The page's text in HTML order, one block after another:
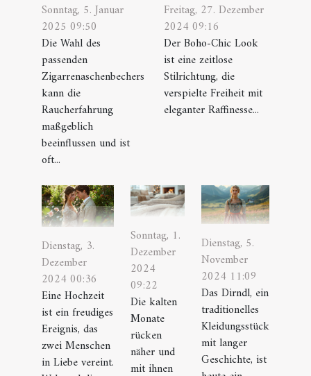
Sonntag, 5. Januar
2025 09:50
Die Wahl des
passenden
Zigarrenaschenbechers
kann die
Raucherfahrung
maßgeblich
beeinflussen und ist
oft...
Freitag, 27. Dezember
2024 09:16
Der Boho-Chic Look
ist eine zeitlose
Stilrichtung, die
verspielte Freiheit mit
eleganter Raffinesse...
Dienstag, 3.
Dezember
2024 00:36
Eine Hochzeit
ist ein freudiges
Ereignis, das
zwei Menschen
in Liebe vereint.
Sonntag, 1.
Dezember
2024
09:22
Die kalten
Monate
rücken
näher und
mit ihnen
Dienstag, 5.
November
2024 11:09
Das Dirndl, ein
traditionelles
Kleidungsstück
mit langer
Geschichte, ist